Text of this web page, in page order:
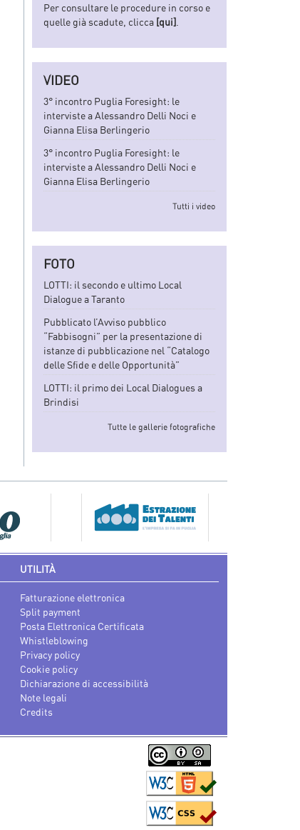
Per consultare le procedure in corso e
quelle già scadute, clicca [qui]
VIDEO
3° incontro Puglia Foresight: le
interviste a Alessandro Delli Noci e
Gianna Elisa Berlingerio
3° incontro Puglia Foresight: le
interviste a Alessandro Delli Noci e
Gianna Elisa Berlingerio
Tutti i video
FOTO
LOTTI: il secondo e ultimo Local
Dialogue a Taranto
Pubblicato l’Avviso pubblico
“Fabbisogni” per la presentazione di
istanze di pubblicazione nel “Catalogo
delle Sfide e delle Opportunità”
LOTTI: il primo dei Local Dialogues a
Brindisi
Tutte le gallerie fotografiche
UTILITÀ
Fatturazione elettronica
Split payment
Posta Elettronica Certificata
Whistleblowing
Privacy policy
Cookie policy
Dichiarazione di accessibilità
Note legali
Credits